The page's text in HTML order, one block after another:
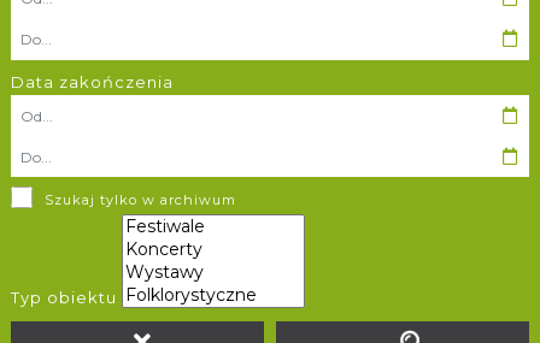
Data zakończenia
Szukaj tylko w archiwum
Typ obiektu
DNI OTWARTE w teatrze NA PÓŁ i teatrze POWROTÓW || REKRUTACJA NA SEZON 26/27
Rybnik
17:00-19:00 | halo! Rybnik Otwarte Spotkanie Śpiewacze -
spotkanie ze śpiewem i tradycjami pieśniarskimi Europy
środkowo-wschodniej. Być może w tym sezonie powstanie
stała grupa, a to właśnie do niej wstęp. Wiek: 14+. Prowadzą:
M. Konsek i M. Z. Suchan.
więcej >> DODAJ DO PLANERA